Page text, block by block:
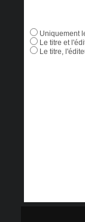
Uniquement
Le titre et
Le titre,